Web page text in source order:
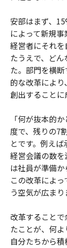
安部はまず、
によって新規事
経営者にそれ
たうえで、ど
た。部門を横
的な改革によ
創出することに
「何が抜本的
度で、残りの7
とです。例え
経営会議の数
は社員が準備か
この改革によ
う空気が広まり
改革すること
たことが、何よ
自分たちから